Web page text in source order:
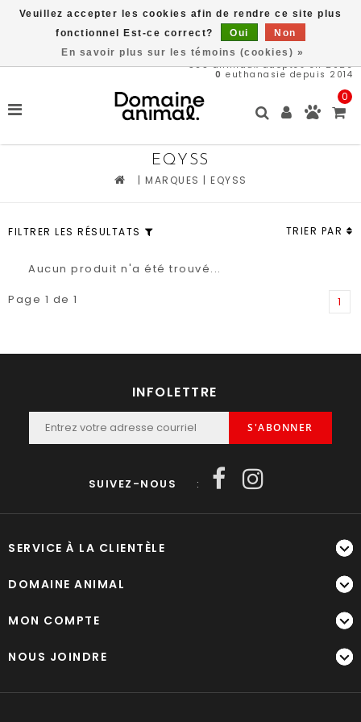
568animaux adoptés en 2026
0 euthanasie depuis 2014
0
EQYSS
| MARQUES | EQYSS
FILTRER LES RÉSULTATS TRIER PAR
Aucun produit n'a été trouvé...
Page 1 de 1
1
INFOLETTRE
S'ABONNER
SUIVEZ-NOUS :
SERVICE À LA CLIENTÈLE
DOMAINE ANIMAL
MON COMPTE
NOUS JOINDRE
Veuillez accepter les cookies afin de rendre ce site plus
fonctionnel Est-ce correct?
Oui
Non
En savoir plus sur les témoins (cookies) »
Livraison gratuite à partir de 89$*